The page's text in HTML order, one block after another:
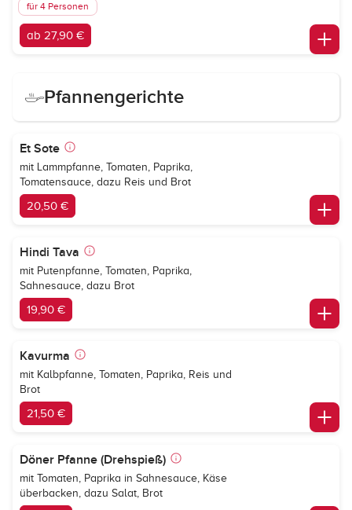
für 4 Personen
ab 27,90 €
Pfannengerichte
Et Sote
mit Lammpfanne, Tomaten, Paprika,
Tomatensauce, dazu Reis und Brot
20,50 €
Hindi Tava
mit Putenpfanne, Tomaten, Paprika,
Sahnesauce, dazu Brot
19,90 €
Kavurma
mit Kalbpfanne, Tomaten, Paprika, Reis und
Brot
21,50 €
Döner Pfanne (Drehspieß)
mit Tomaten, Paprika in Sahnesauce, Käse
überbacken, dazu Salat, Brot